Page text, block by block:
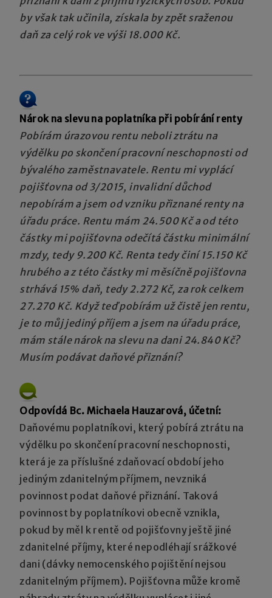
by však tak učinila, získala by zpět sraženou
daň za celý rok ve výši 18.000 Kč.
Nárok na slevu na poplatníka při pobírání renty
Pobírám úrazovou rentu neboli ztrátu na
výdělku po skončení pracovní neschopnosti od
bývalého zaměstnavatele. Rentu mi vyplácí
pojišťovna od 3/2015, invalidní důchod
nepobírám a jsem od vzniku přiznané renty na
úřadu práce. Rentu mám 24.500 Kč a od této
částky mi pojišťovna odečítá částku minimální
mzdy, tedy 9.200 Kč. Renta tedy činí 15.150 Kč
hrubého a z této částky mi měsíčně pojišťovna
strhává 15% daň, tedy 2.272 Kč, za rok celkem
27.270 Kč. Když teď pobírám už čistě jen rentu,
je to můj jediný příjem a jsem na úřadu práce,
mám stále nárok na slevu na dani 24.840 Kč?
Musím podávat daňové přiznání?
Odpovídá Bc. Michaela Hauzarová, účetní:
Daňovému poplatníkovi, který pobírá ztrátu na
výdělku po skončení pracovní neschopnosti,
která je za příslušné zdaňovací období jeho
jediným zdanitelným příjmem, nevzniká
povinnost podat daňové přiznání. Taková
povinnost by poplatníkovi obecně vznikla,
pokud by měl k rentě od pojišťovny ještě jiné
zdanitelné příjmy, které nepodléhají srážkové
dani (dávky nemocenského pojištění nejsou
zdanitelným příjmem). Pojišťovna může kromě